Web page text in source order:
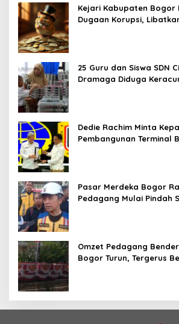
Kejari Kabupaten Bogor
Dugaan Korupsi,
25 Guru dan Siswa SDN
Dramaga Diduga
Dedie Rachim Minta
Pembangunan Terminal
Pasar Merdeka Bogor
Pedagang Mulai Pindah
Omzet Pedagang
Bogor Turun, Tergerus